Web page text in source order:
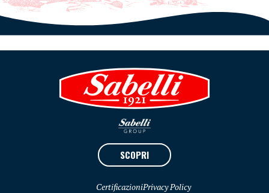
SCOPRI
CertificazioniPrivacy Policy